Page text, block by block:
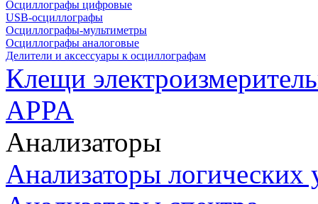
Осциллографы цифровые
USB-осциллографы
Осциллографы-мультиметры
Осциллографы аналоговые
Делители и аксессуары к осциллографам
Клещи
APPA
Анализаторы
Анализаторы логических